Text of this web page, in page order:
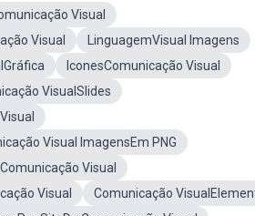
Visual
Visual
LinguagemVisual Imagens
IconesComunicação Visual
VisualSlides
Visual ImagensEm PNG
Visual
Visual
Comunicação